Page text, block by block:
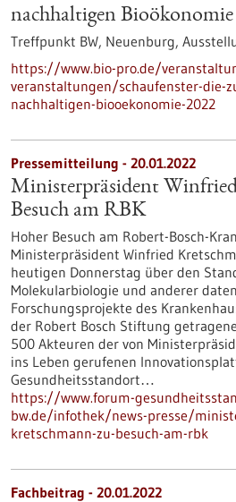
nachhaltigen Bioökonomie
Treffpunkt BW, Neuenburg,
https://www.bio-pro.de/
veranstaltungen/schaufenster-die-
nachhaltigen-biooekonomie-2022
Pressemitteilung - 20.01.2022
Ministerpräsident
Besuch am RBK
Hoher Besuch am Robert-Bosch-
Ministerpräsident Winfried
heutigen Donnerstag über den
Molekularbiologie und anderer
Forschungsprojekte des
der Robert Bosch Stiftung
500 Akteuren der von
ins Leben gerufenen
Gesundheitsstandort…
https://www.forum-
bw.de/infothek/news-presse/
kretschmann-zu-besuch-am-rbk
Fachbeitrag - 20.01.2022